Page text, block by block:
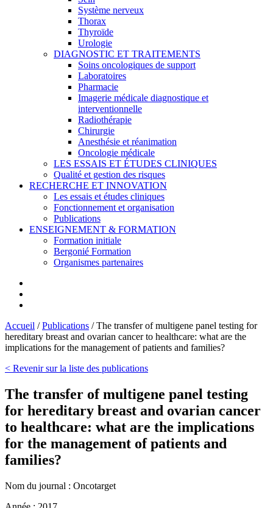
Système nerveux
Thorax
Thyroïde
Urologie
DIAGNOSTIC ET TRAITEMENTS
Soins oncologiques de support
Laboratoires
Pharmacie
Imagerie médicale diagnostique et
interventionnelle
Radiothérapie
Chirurgie
Anesthésie et réanimation
Oncologie médicale
LES ESSAIS ET ÉTUDES CLINIQUES
Qualité et gestion des risques
RECHERCHE ET INNOVATION
Les essais et études cliniques
Fonctionnement et organisation
Publications
ENSEIGNEMENT & FORMATION
Formation initiale
Bergonié Formation
Organismes partenaires
Accueil /Publications /The transfer of multigene panel testing for
hereditary breast and ovarian cancer to healthcare: what are the
implications for the management of patients and families?
< Revenir sur la liste des publications
The transfer of multigene panel testing
for hereditary breast and ovarian cancer
to healthcare: what are the implications
for the management of patients and
families?
Nom du journal : Oncotarget